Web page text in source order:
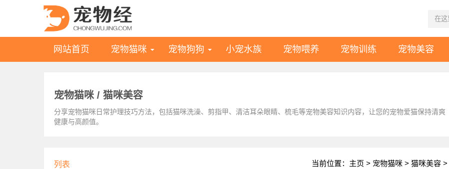
网站首页 宠物猫咪 宠物狗狗 小宠水族 宠物喂养 宠物训练 宠物美容
宠物猫咪 / 猫咪美容
分享宠物猫咪日常护理技巧方法，包括猫咪洗澡、剪指甲、清洁耳朵眼睛、梳毛等宠物美容知识内容，让您的宠物爱猫保持清爽
健康与高颜值。
当前位置： 主页 > 宠物猫咪 > 猫咪美容 >
列表